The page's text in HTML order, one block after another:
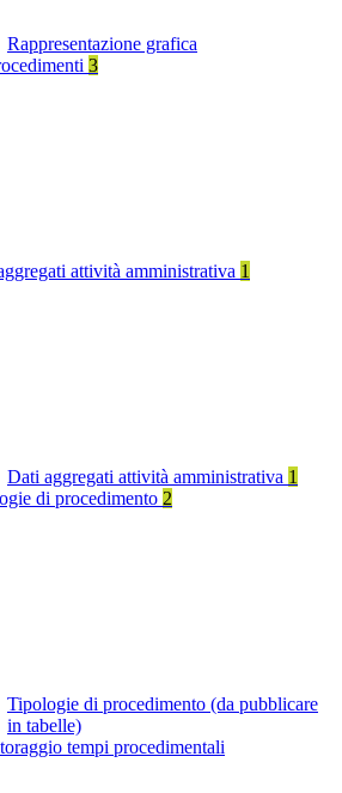
Rappresentazione grafica
3
attività amministrativa 1
Dati aggregati attività amministrativa 1
di procedimento 2
Tipologie di procedimento (da pubblicare
in tabelle)
tempi procedimentali